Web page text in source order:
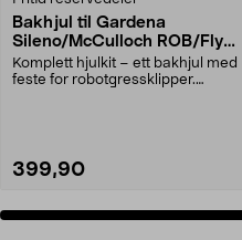
Bakhjul til Gardena
Sileno/McCulloch ROB/Flymo
Easilife
Komplett hjulkit – ett bakhjul med
feste for robotgressklipper.
399,90